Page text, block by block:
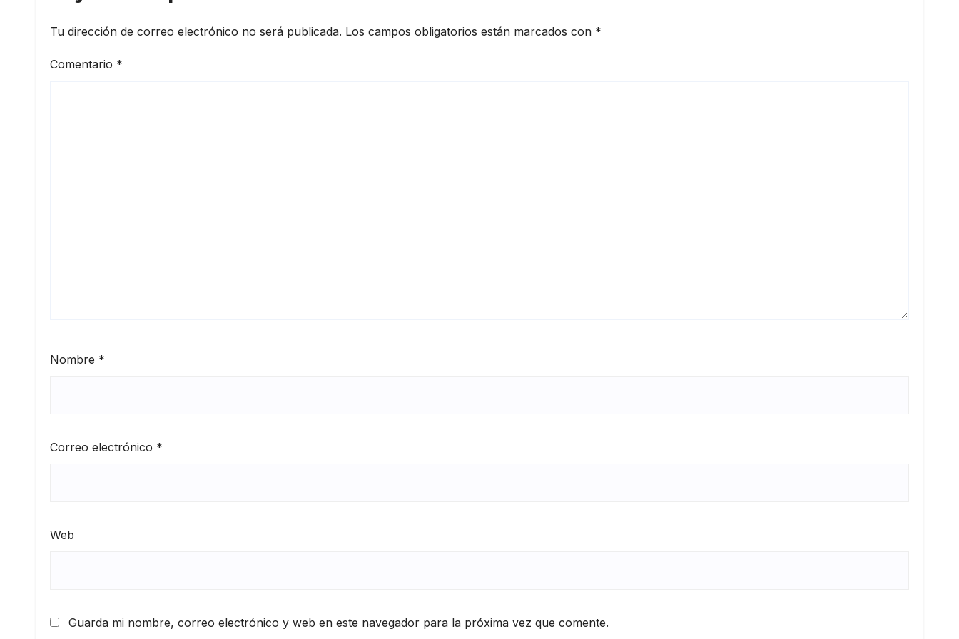
Tu dirección de correo electrónico no será publicada. Los campos obligatorios están marcados con *
Comentario *
Nombre *
Correo electrónico *
Web
Guarda mi nombre, correo electrónico y web en este navegador para la próxima vez que comente.